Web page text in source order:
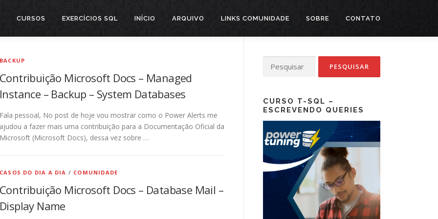
CURSOS EXERCÍCIOS SQL INÍCIO ARQUIVO LINKS COMUNIDADE SOBRE CONTATO
BACKUP
Contribuição Microsoft Docs – Managed
Instance – Backup – System Databases
Fala pessoal, No post de hoje vou mostrar como o Power Alerts me
ajudou a fazer mais uma contribuição para a Documentação Oficial da
Microsoft (Microsoft Docs), dessa vez sobre …
CASOS DO DIA A DIA / COMUNIDADE
Contribuição Microsoft Docs – Database Mail –
Display Name
por:
CURSO T-SQL –
ESCREVENDO QUERIES